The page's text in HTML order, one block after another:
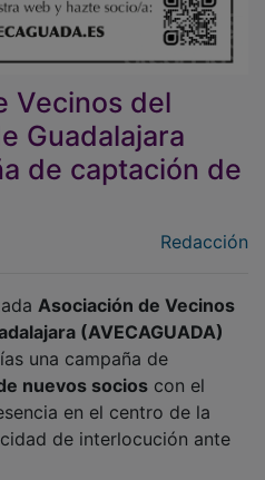
Vecinos del
Guadalajara
de captación de
Redacción
Asociación de Vecinos
(AVECAGUADA)
una campaña de
nuevos socios con el
en el centro de la
de interlocución ante